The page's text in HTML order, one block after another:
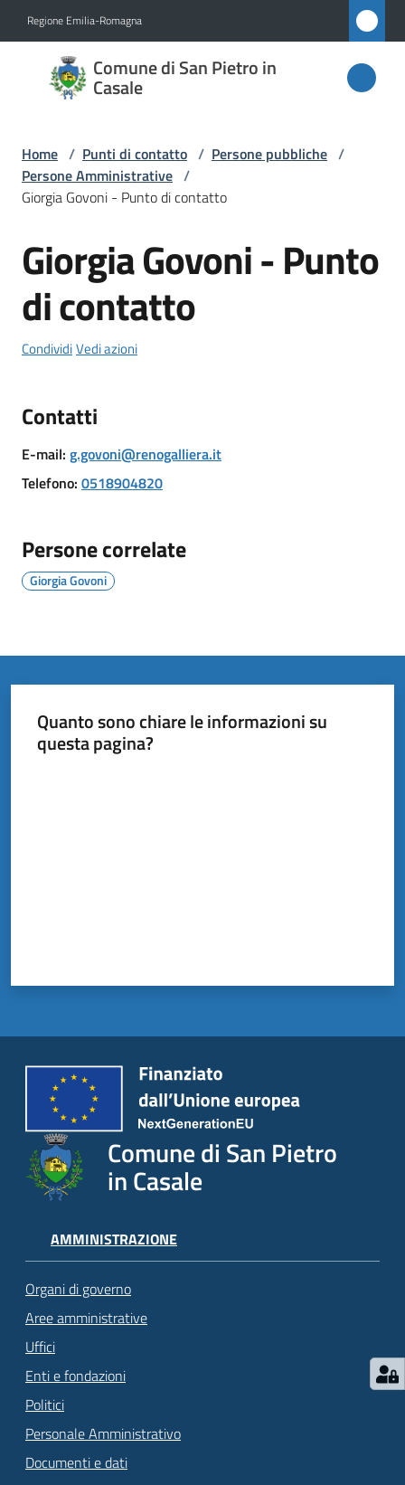
Regione Emilia-Romagna
Comune di San Pietro in
Casale
Comune
di San
in
Casale
Amministrazione
Novità
Servizi
il
Amministrazione
Trasparente
Home / Punti di contatto / Persone pubbliche /
Persone Amministrative /
Giorgia Govoni - Punto di contatto
Salta al contenuto
Giorgia Govoni - Punto
di contatto
CondividiVedi azioni
Contatti
E-mail: g.govoni@renogalliera.it
Telefono: 0518904820
Persone correlate
Giorgia Govoni
Quanto sono chiare le informazioni su
questa pagina?
Comune di San Pietro
in Casale
AMMINISTRAZIONE
Organi di governo
Aree amministrative
Uffici
Enti e fondazioni
Politici
Personale Amministrativo
Documenti e dati